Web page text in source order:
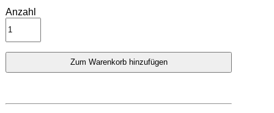
Anzahl